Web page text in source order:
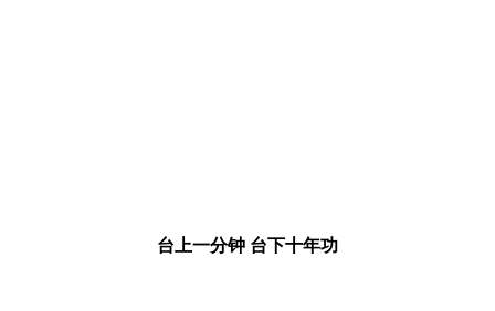
台上一分钟 台下十年功